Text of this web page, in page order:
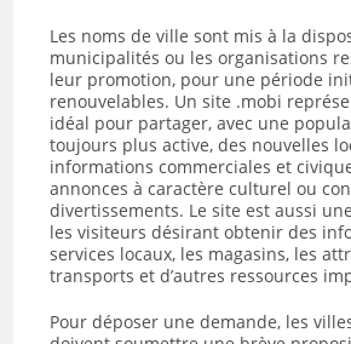
Les noms de ville sont mis à la
municipalités ou les organisations
leur promotion, pour une période
renouvelables. Un site .mobi
idéal pour partager, avec une
toujours plus active, des nouvelles
informations commerciales et
annonces à caractère culturel ou
divertissements. Le site est aussi
les visiteurs désirant obtenir des
services locaux, les magasins, les
transports et d’autres ressources
Pour déposer une demande, les